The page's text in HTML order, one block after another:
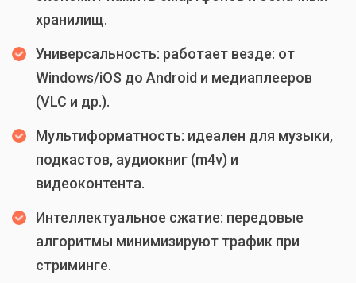
хранилищ.
Универсальность: работает везде: от
Windows/iOS до Android и медиаплееров
(VLC и др.).
Мультиформатность: идеален для музыки,
подкастов, аудиокниг (m4v) и
видеоконтента.
Интеллектуальное сжатие: передовые
алгоритмы минимизируют трафик при
стриминге.